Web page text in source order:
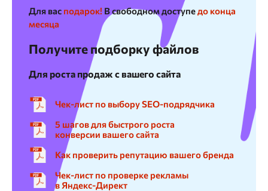
Для вас подарок! В свободном доступе до конца
месяца
Получите подборку файлов
Для роста продаж с вашего сайта
Чек-лист по выбору SEO-подрядчика
5 шагов для быстрого роста
конверсии вашего сайта
Как проверить репутацию вашего бренда
Чек-лист по проверке рекламы
в Яндекс-Директ